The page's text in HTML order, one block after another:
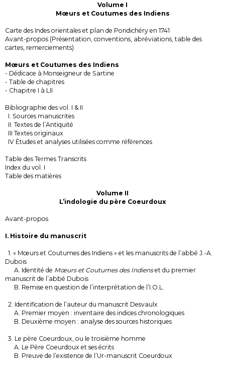
Volume I
Mœurs et Coutumes des Indiens
Carte des Indes orientales et plan de Pondichéry en 1741
Avant-propos (Présentation, conventions, abréviations, table des
cartes, remerciements)
Mœurs et Coutumes des Indiens
- Dédicace à Monseigneur de Sartine
- Table de chapitres
- Chapitre I à LII
Bibliographie des vol. I & II
I. Sources manuscrites
II. Textes de l’Antiquité
III Textes originaux
IV Études et analyses utilisées comme références
Table des Termes Transcrits
Index du vol. I
Table des matières
Volume II
L’indologie du père Coeurdoux
Avant-propos
I. Histoire du manuscrit
1. « Mœurs et Coutumes des Indiens » et les manuscrits de l’abbé J.-A.
Dubois
A. Identité de Mœurs et Coutumes des Indienset du premier
manuscrit de l’abbé Dubois
B. Remise en question de l’interprétation de l’I.O.L.
2. Identification de l’auteur du manuscrit Desvaulx
A. Premier moyen : inventaire des indices chronologiques
B. Deuxième moyen : analyse des sources historiques
3. Le père Coeurdoux, ou le troisième homme
A. Le Père Coeurdoux et ses écrits
B. Preuve de l’existence de l’Ur-manuscrit Coeurdoux